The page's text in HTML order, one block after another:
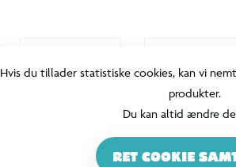
Hvis du tillader statistiske cookies, kan vi
produkter.
Du kan altid ændre
RET COOKIE